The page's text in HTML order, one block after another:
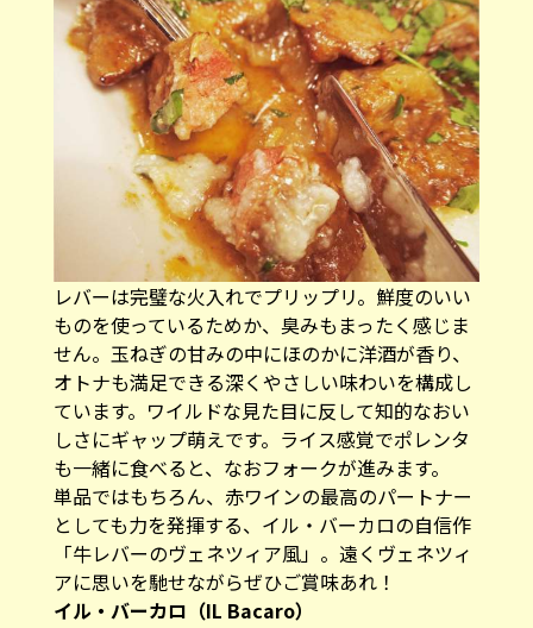
レバーは完璧な火入れでプリップリ。鮮度のいい
ものを使っているためか、臭みもまったく感じま
せん。玉ねぎの甘みの中にほのかに洋酒が香り、
オトナも満足できる深くやさしい味わいを構成し
ています。ワイルドな見た目に反して知的なおい
しさにギャップ萌えです。ライス感覚でポレンタ
も一緒に食べると、なおフォークが進みます。
単品ではもちろん、赤ワインの最高のパートナー
としても力を発揮する、イル・バーカロの自信作
「牛レバーのヴェネツィア風」。遠くヴェネツィ
アに思いを馳せながらぜひご賞味あれ！
イル・バーカロ（IL Bacaro）